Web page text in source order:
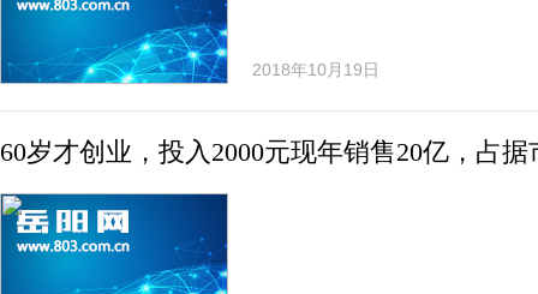
2018年10月19日
60岁才创业，投入2000元现年销售20亿，占